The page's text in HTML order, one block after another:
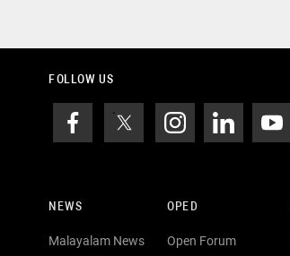
FOLLOW US
NEWS
Malayalam News
OPED
Open Forum